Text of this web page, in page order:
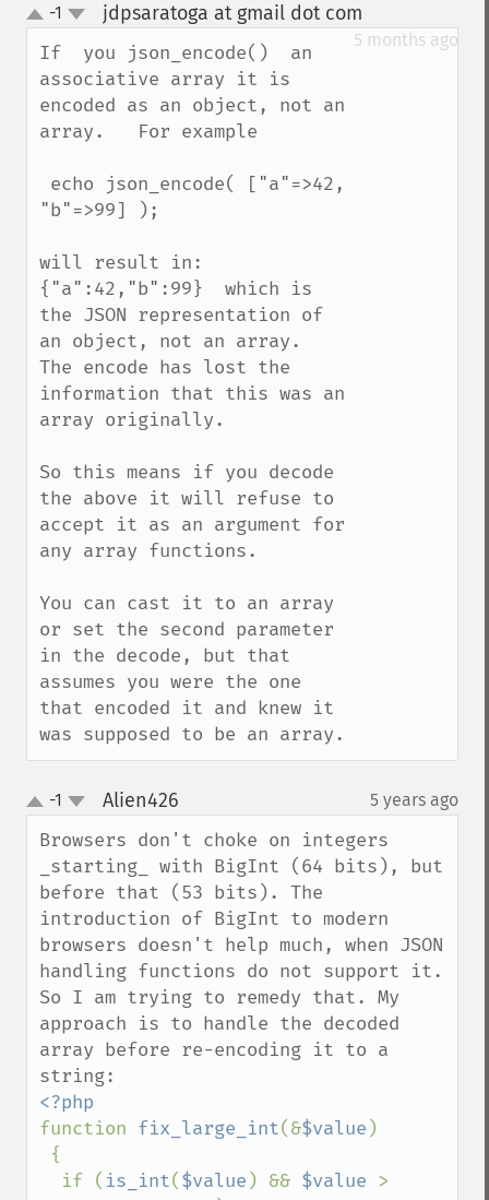
up
down
-1 jdpsaratoga at gmail dot com
5 months ago
If  you json_encode()  an
associative array it is
encoded as an object, not an
array.   For example
"b"=>99] );
will result in:
{"a":42,"b":99}  which is
the JSON representation of
an object, not an array.
The encode has lost the
information that this was an
array originally.
So this means if you decode
the above it will refuse to
accept it as an argument for
any array functions.
You can cast it to an array
or set the second parameter
in the decode, but that
assumes you were the one
that encoded it and knew it
was supposed to be an array.
up
down
-1 Alien426 5 years ago
Browsers don't choke on integers
_starting_ with BigInt (64 bits), but
before that (53 bits). The
introduction of BigInt to modern
browsers doesn't help much, when JSON
handling functions do not support it.
So I am trying to remedy that. My
approach is to handle the decoded
array before re-encoding it to a
function fix_large_int(&$value )
  if (
is_int($value ) && $value